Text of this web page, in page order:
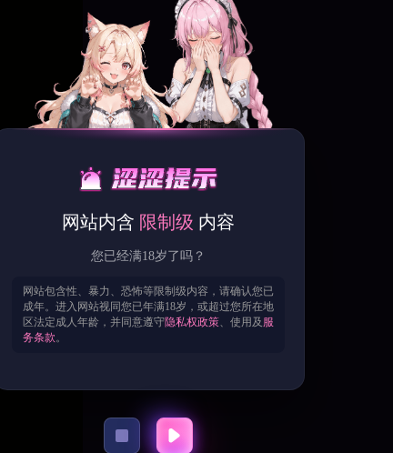
网站内含 限制级 内容
您已经满18岁了吗？
网站包含性、暴力、恐怖等限制级内容，请确认您已
成年。进入网站视同您已年满18岁，或超过您所在地
区法定成人年龄，并同意遵守隐私权政策、使用及 服
务条款。